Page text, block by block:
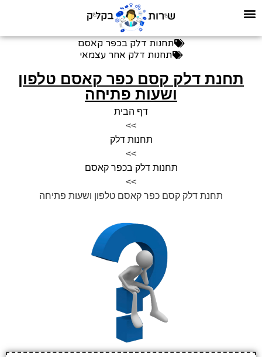
תחנות דלק בכפר קאסם
תחנות דלק אחר עצמאי
תחנת דלק קסם כפר קאסם טלפון
ושעות פתיחה
דף הבית
>>
תחנות דלק
>>
תחנות דלק בכפר קאסם
>>
תחנת דלק קסם כפר קאסם טלפון ושעות פתיחה